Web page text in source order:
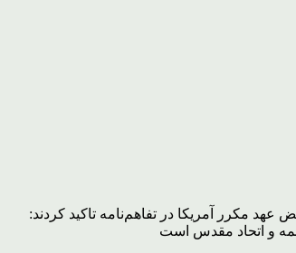
مکرر آمریکا در تفاهم‌نامه تاکید کردند:
و اتحاد مقدس است